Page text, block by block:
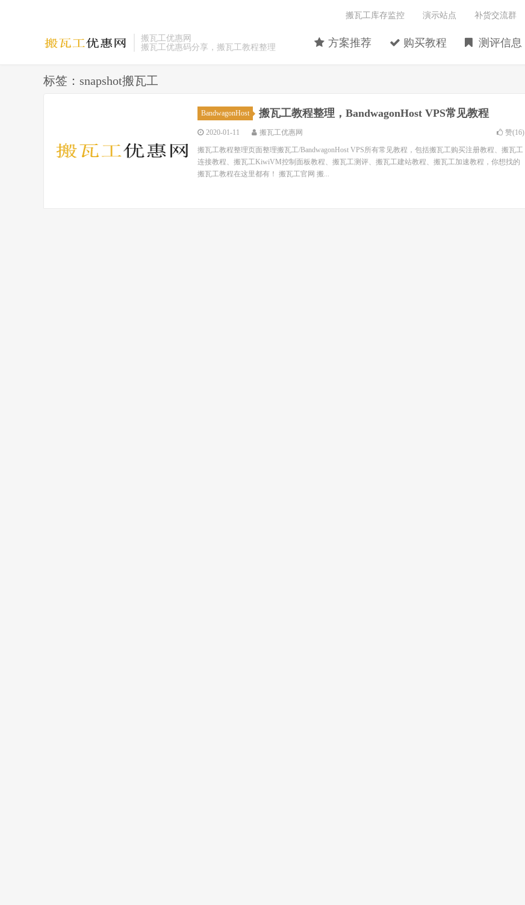
搬瓦工优惠网
搬瓦工优惠码分享，搬瓦工教程整理
方案推荐 购买教程 测评信息
搬瓦工库存监控 演示站点 补货交流群
标签：snapshot搬瓦工
BandwagonHost 搬瓦工教程整理，BandwagonHost VPS常见教程
2020-01-11 搬瓦工优惠网 赞(16)
搬瓦工教程整理页面整理搬瓦工/BandwagonHost VPS所有常见教程，包括搬瓦工购买注册教程、搬瓦工
连接教程、搬瓦工KiwiVM控制面板教程、搬瓦工测评、搬瓦工建站教程、搬瓦工加速教程，你想找的
搬瓦工教程在这里都有！ 搬瓦工官网 搬...